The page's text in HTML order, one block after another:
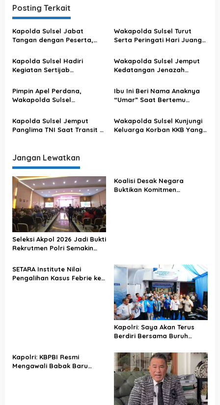
a
s
i
o
s
Posting Terkait
Kapolda Sulsel Jabat
Tangan dengan Peserta,
Wakapolda Sulsel Turut
Serta Peringati Hari Juang
Kapolda Sulsel Hadiri
Kegiatan Sertijab
AU Sultan Hasanuddin
Wakapolda Sulsel Jemput
Kedatangan Jenazah
Sultan Hasanuddin
Pimpin Apel Perdana,
Wakapolda Sulsel
Ibu Ini Beri Nama Anaknya
“Umar” Saat Bertemu
Kapolda Sulsel Jemput
Panglima TNI Saat Transit Di
Wakapolda Sulsel Kunjungi
Keluarga Korban KKB Yang
Jangan Lewatkan
Seleksi Akpol 2026 Jadi Bukti
Rekrutmen Polri Semakin
Koalisi Desak Negara
Buktikan Komitmen
SETARA Institute Nilai
Pengalihan Kasus Febrie ke
Kapolri: Saya Akan Terus
Berdiri Bersama Buruh
Kapolri: KBPBI Resmi
Mengawali Babak Baru